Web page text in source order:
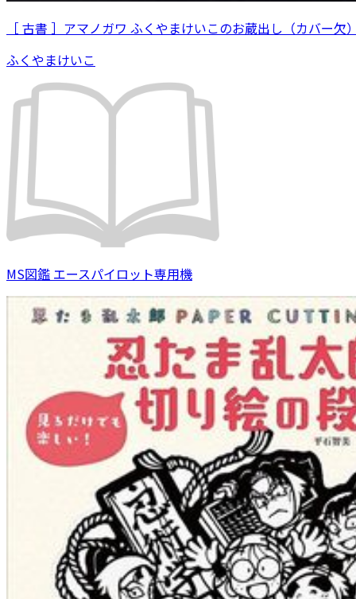
［ 古書 ］アマノガワ ふくやまけいこのお蔵出し（カバー欠
ふくやまけいこ
MS図鑑 エースパイロット専用機